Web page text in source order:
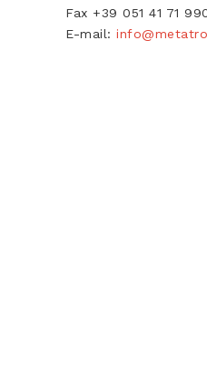
Fax +39 051 41 71
E-mail: